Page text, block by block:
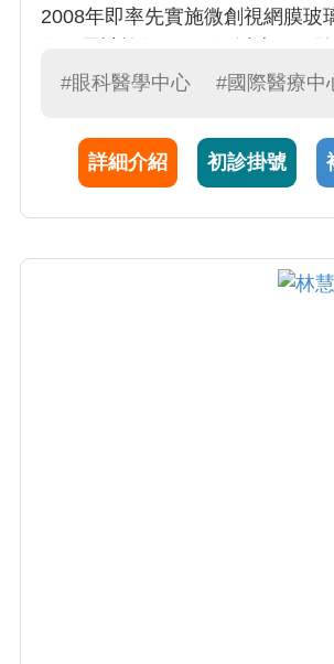
2008年即率先實施微創視網膜玻
#眼科醫學中心
#國際醫療中
詳細介紹 初診掛號